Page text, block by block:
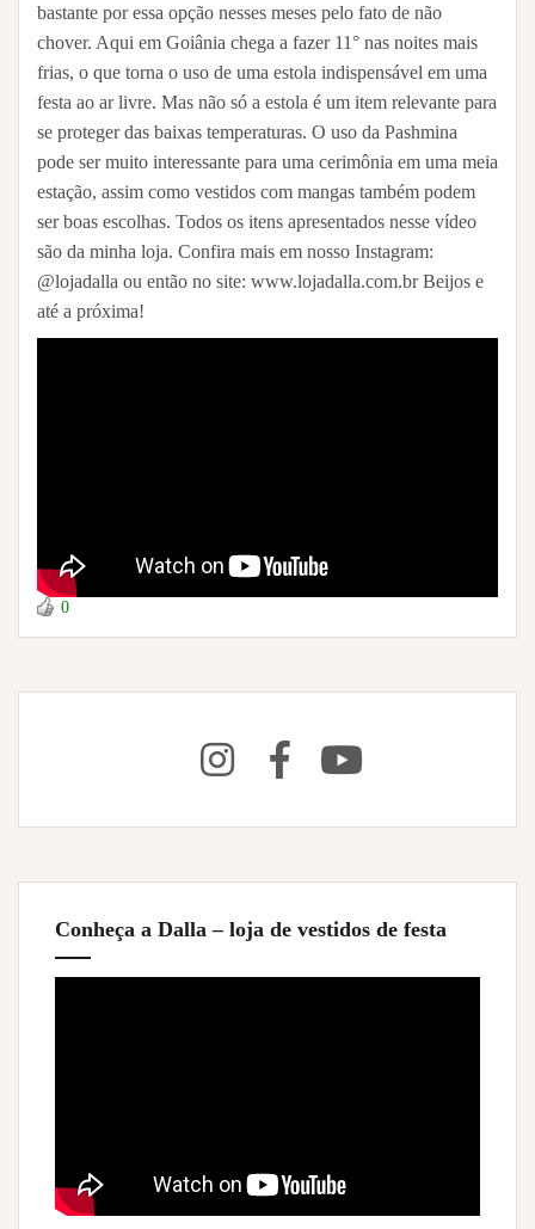
bastante por essa opção nesses meses pelo fato de não
chover. Aqui em Goiânia chega a fazer 11° nas noites mais
frias, o que torna o uso de uma estola indispensável em uma
festa ao ar livre. Mas não só a estola é um item relevante para
se proteger das baixas temperaturas. O uso da Pashmina
pode ser muito interessante para uma cerimônia em uma meia
estação, assim como vestidos com mangas também podem
ser boas escolhas. Todos os itens apresentados nesse vídeo
são da minha loja. Confira mais em nosso Instagram:
@lojadalla ou então no site: www.lojadalla.com.br Beijos e
até a próxima!
0
Conheça a Dalla – loja de vestidos de festa